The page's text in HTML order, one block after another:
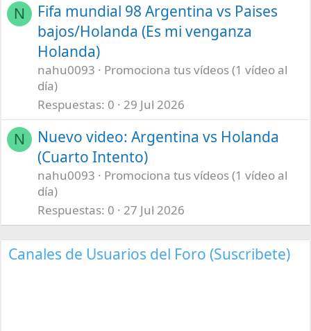
N
Fifa mundial 98 Argentina vs Paises
bajos/Holanda (Es mi venganza
Holanda)
nahu0093
Promociona tus vídeos (1 vídeo al
día)
Respuestas 0 29 Jul 2026
N
Nuevo video: Argentina vs Holanda
(Cuarto Intento)
nahu0093
Promociona tus vídeos (1 vídeo al
día)
Respuestas 0 27 Jul 2026
Canales de Usuarios del Foro (Suscribete)